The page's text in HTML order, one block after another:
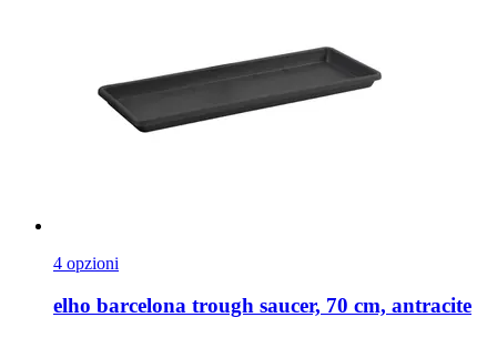
4 opzioni
elho barcelona trough saucer, 70 cm, antracite